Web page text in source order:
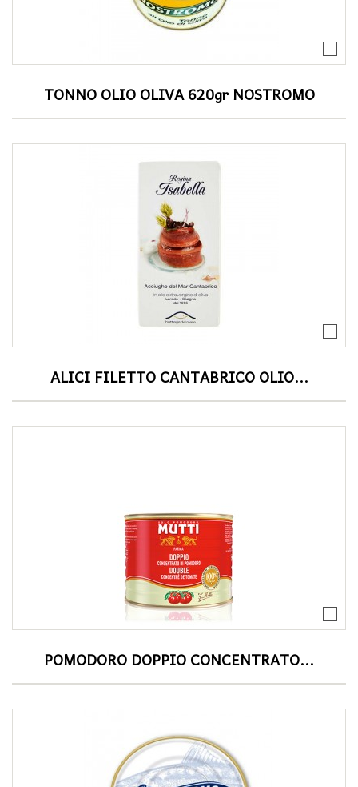
TONNO OLIO OLIVA 620gr NOSTROMO
ALICI FILETTO CANTABRICO OLIO...
POMODORO DOPPIO CONCENTRATO...